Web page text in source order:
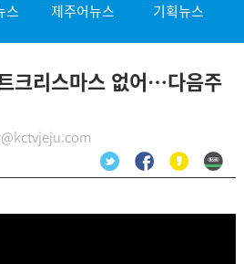
스 제주어뉴스 기획뉴스
크리스마스 없어…다음주